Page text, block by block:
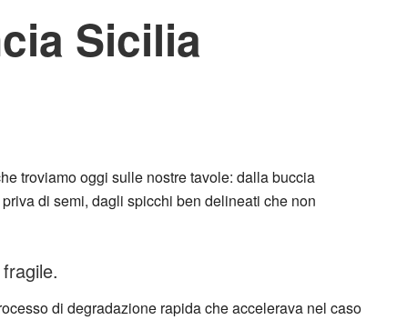
Sicilia
troviamo oggi sulle nostre tavole: dalla buccia
di semi, dagli spicchi ben delineati che non
di degradazione rapida che accelerava nel caso